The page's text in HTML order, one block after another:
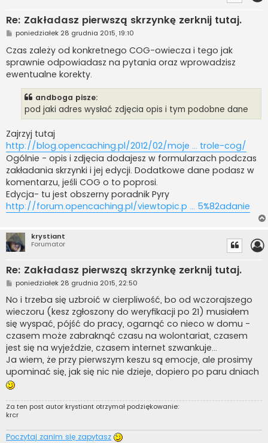
Re: Zakładasz pierwszą skrzynkę zerknij tutaj.
P
o
s
t
poniedziałek 28 grudnia 2015, 19:10
Czas zależy od konkretnego COG-owiecza i tego jak
sprawnie odpowiadasz na pytania oraz wprowadzisz
ewentualne korekty.
andboga pisze:
pod jaki adres wysłać zdjęcia opis i tym podobne dane
Zajrzyj tutaj
http://blog.opencaching.pl/2012/02/moje ... trole-cog/
Ogólnie - opis i zdjęcia dodajesz w formularzach podczas
zakładania skrzynki i jej edycji. Dodatkowe dane podasz w
komentarzu, jeśli COG o to poprosi.
Edycja- tu jest obszerny poradnik Pyry
http://forum.opencaching.pl/viewtopic.p ... 5%82adanie
krystiant
Forumator
Re: Zakładasz pierwszą skrzynkę zerknij tutaj.
P
o
s
t
poniedziałek 28 grudnia 2015, 22:50
No i trzeba się uzbroić w cierpliwość, bo od wczorajszego
wieczoru (kesz zgłoszony do weryfikacji po 21) musiałem
się wyspać, pójść do pracy, ogarnąć co nieco w domu -
czasem może zabraknąć czasu na wolontariat, czasem
jest się na wyjeździe, czasem internet szwankuje...
Ja wiem, że przy pierwszym keszu są emocje, ale prosimy
upominać się, jak się nic nie dzieje, dopiero po paru dniach
Za ten post autor krystiant otrzymał podziękowanie:
krcr
Poczytaj zanim się zapytasz